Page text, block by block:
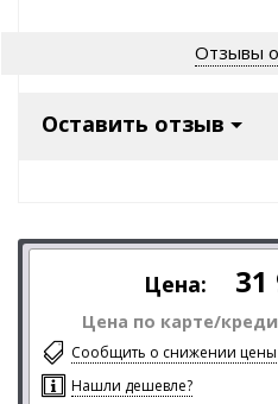
Отзывы
Оставить отзыв
Цена: 31
Цена по карте/
Сообщить о снижении цены
Нашли дешевле?